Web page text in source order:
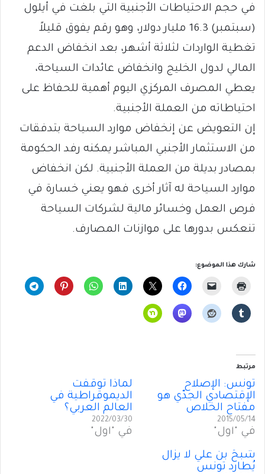
في حجم الاحتياطات الأجنبية التي بلغت في أيلول
(سبتمبر) 16.3 مليار دولار، وهو رقم يفوق قليلاً
تغطية الواردات لثلاثة أشهر، بعد انخفاض الدعم
المالي لدول الخليج وانخفاض عائدات السياحة،
يعطي المصرف المركزي اليوم أهمية للحفاظ على
احتياطاته من العملة الأجنبية.
إن التعويض عن إنخفاض موارد السياحة بتدفقات
من الاستثمار الأجنبي المباشر يمكنه رفد الحكومة
بمصادر بديلة من العملة الأجنبية. لكن انخفاض
موارد السياحة له آثار أخرى فهو يعني خسارة في
فرص العمل وخسائر مالية لشركات السياحة
تنعكس بدورها على موازنات المصارف.
شارك هذا الموضوع:
مرتبط
تونس: الإصلاح
الإقتصادي الجدّي هو
مفتاح الخلاص
2015/05/14
في "أول"
لماذا توقّفَت
الديموقراطية في
العالم العربي؟
2022/03/30
في "أول"
شبحُ بن علي لا يزال
يُطارد تونس